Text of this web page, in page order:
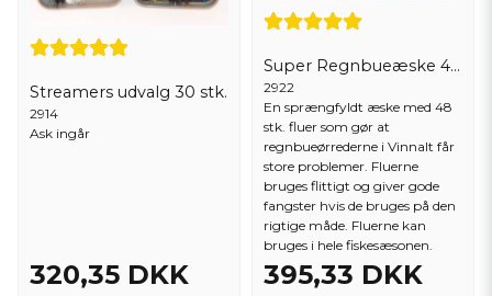
Streamers udvalg 30 stk.
2914
Ask ingår
320,35 DKK
Super Regnbueæske 45 stk. Fluer
2922
En sprængfyldt æske med 48
stk. fluer som gør at
regnbueørrederne i Vinnalt får
store problemer. Fluerne
bruges flittigt og giver gode
fangster hvis de bruges på den
rigtige måde. Fluerne kan
bruges i hele fiskesæsonen.
395,33 DKK